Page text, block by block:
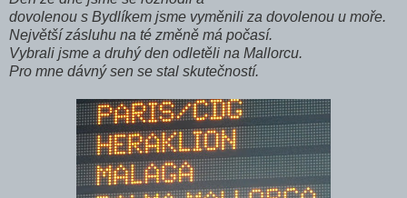
dovolenou s Bydlíkem jsme vyměnili za dovolenou u moře.
Největší zásluhu na té změně má počasí.
Vybrali jsme a druhý den odletěli na Mallorcu.
Pro mne dávný sen se stal skutečností.